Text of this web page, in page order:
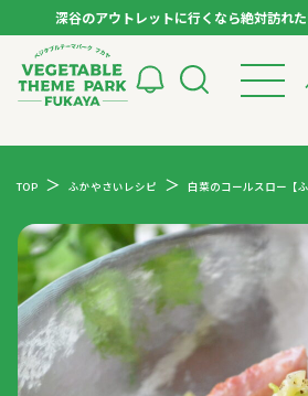
深谷のアウトレットに行くなら絶対訪れ
スポット
イベント
体験
特集記事
ベジタ
VTPキ
市長イ
生産者
アンバ
お役立ち
レシピ集
TOP ふかやさいレシピ 白菜のコールスロー【